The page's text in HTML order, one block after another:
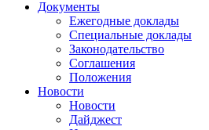
Документы
Ежегодные доклады
Специальные доклады
Законодательство
Соглашения
Положения
Новости
Новости
Дайджест